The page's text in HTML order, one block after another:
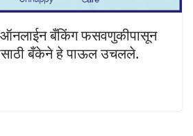
बँकिंग फसवणुकीपासून
बँकेने हे पाऊल उचलले.